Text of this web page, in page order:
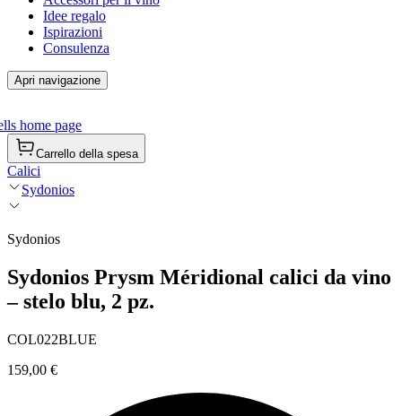
Idee regalo
Ispirazioni
Consulenza
Apri navigazione
home page
Carrello della spesa
Calici
Sydonios
Sydonios
Sydonios Prysm Méridional calici da vino
– stelo blu, 2 pz.
COL022BLUE
159,00 €